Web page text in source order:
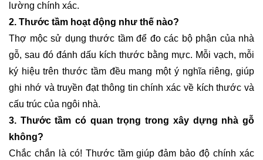
lường chính xác.
2. Thước tầm hoạt động như thế nào?
Thợ mộc sử dụng thước tầm để đo các bộ phận của nhà
gỗ, sau đó đánh dấu kích thước bằng mực. Mỗi vạch, mỗi
ký hiệu trên thước tầm đều mang một ý nghĩa riêng, giúp
ghi nhớ và truyền đạt thông tin chính xác về kích thước và
cấu trúc của ngôi nhà.
3. Thước tầm có quan trọng trong xây dựng nhà gỗ
không?
Chắc chắn là có! Thước tầm giúp đảm bảo độ chính xác